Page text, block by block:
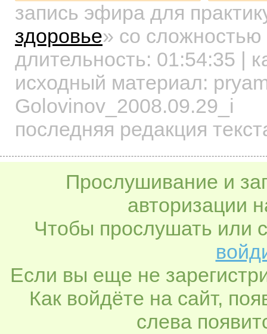
запись эфира для
здоровье» со сложностью
длительность: 01:54:35 |
исходный материал:
Golovinov_2008.09.29_i
последняя редакция
Прослушивание и
авторизации
Чтобы прослушать или
Если вы еще не
Как войдёте на сайт,
слева